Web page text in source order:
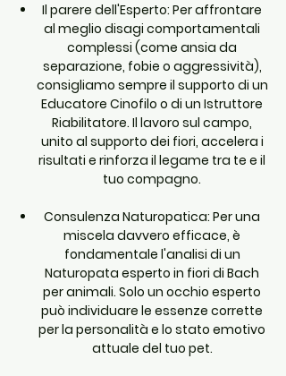
Il parere dell'Esperto: Per affrontare
al meglio disagi comportamentali
complessi (come ansia da
separazione, fobie o aggressività),
consigliamo sempre il supporto di un
Educatore Cinofilo o di un Istruttore
Riabilitatore. Il lavoro sul campo,
unito al supporto dei fiori, accelera i
risultati e rinforza il legame tra te e il
tuo compagno.
Consulenza Naturopatica: Per una
miscela davvero efficace, è
fondamentale l'analisi di un
Naturopata esperto in fiori di Bach
per animali. Solo un occhio esperto
può individuare le essenze corrette
per la personalità e lo stato emotivo
attuale del tuo pet.